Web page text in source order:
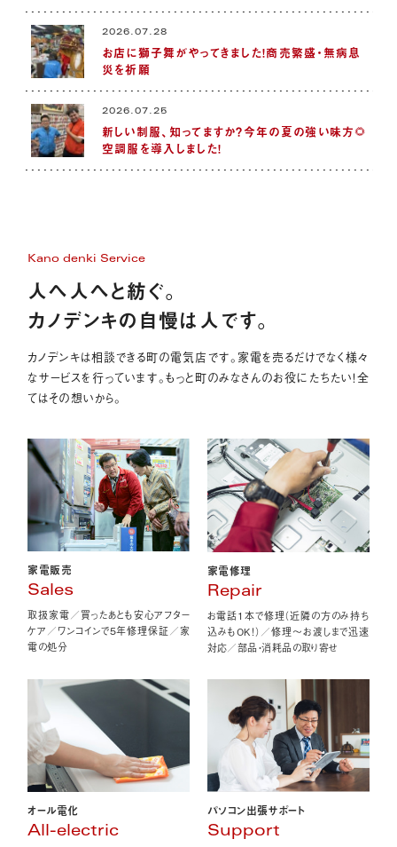
2026.07.28
お店に獅子舞がやってきました！商売繁盛・無病息
災を祈願
2026.07.25
新しい制服、知ってますか？今年の夏の強い味方🌻
空調服を導入しました！
Kano denki Service
人へ人へと紡ぐ。
カノデンキの自慢は人です。
カノデンキは相談できる町の電気店です。家電を売るだけでなく様々
なサービスを行っています。もっと町のみなさんのお役にたちたい！全
てはその想いから。
家電販売
Sales
取扱家電／買ったあとも安心アフター
ケア／ワンコインで5年修理保証／家
電の処分
家電修理
Repair
お電話1本で修理（近隣の方のみ持ち
込みもOK！）／修理〜お渡しまで迅速
対応／部品・消耗品の取り寄せ
オール電化
All-electric
パソコン出張サポート
Support